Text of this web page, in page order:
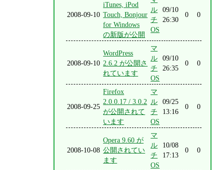
2008-09-10
iTunes, iPod
Touch, Bonjour
for Windows
の新版が公開
ル
チ
OS
09/10
26:30
0 0
2008-09-10
WordPress
2.6.2 が公開さ
れています
マ
ル
チ
OS
09/10
26:35
0 0
2008-09-25
Firefox
2.0.0.17 / 3.0.2
が公開されて
います
マ
ル
チ
OS
09/25
13:16
0 0
2008-10-08
Opera 9.60 が
公開されてい
ます
マ
ル
チ
OS
10/08
17:13
0 0